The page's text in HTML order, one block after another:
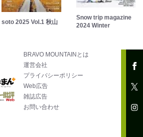
soto 2025 Vol.1 秋山
Snow trip magazine
2024 Winter
BRAVO MOUNTAINとは
運営会社
プライバシーポリシー
Web広告
雑誌広告
お問い合わせ